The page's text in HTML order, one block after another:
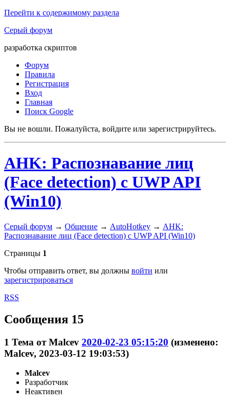
Перейти к содержимому раздела
Серый форум
разработка скриптов
Форум
Правила
Регистрация
Вход
Главная
Поиск Google
Вы не вошли. Пожалуйста, войдите или зарегистрируйтесь.
AHK: Распознавание лиц
(Face detection) с UWP API
(Win10)
Серый форум → Общение → AutoHotkey → AHK:
Распознавание лиц (Face detection) с UWP API (Win10)
Страницы 1
Чтобы отправить ответ, вы должны войти или
зарегистрироваться
RSS
Сообщения 15
1 Тема отMalcev 2020-02-23 05:15:20 (изменено:
Malcev, 2023-03-12 19:03:53)
Malcev
Разработчик
Неактивен